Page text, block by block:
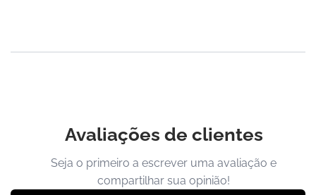
Avaliações de clientes
Seja o primeiro a escrever uma avaliação e
compartilhar sua opinião!